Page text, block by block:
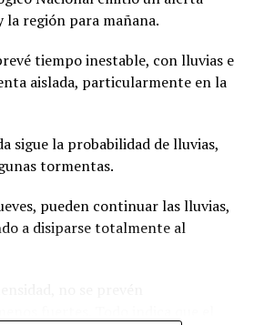
la región para mañana.
tiempo inestable, con lluvias e
aislada, particularmente en la
sigue la probabilidad de lluvias,
tormentas.
pueden continuar las lluvias,
a disiparse totalmente al